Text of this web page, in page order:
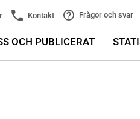
Kontakt Frågor och svar
OCH PUBLICERAT